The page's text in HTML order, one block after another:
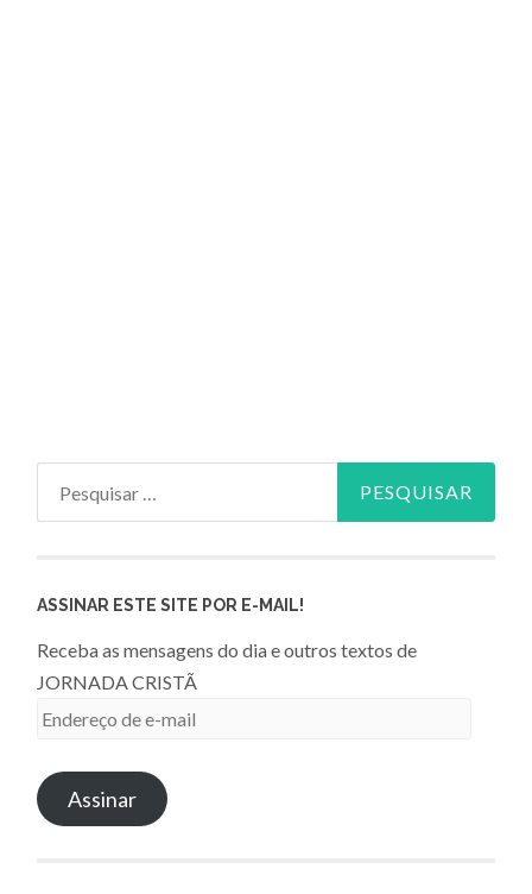
ASSINAR ESTE SITE POR E-MAIL!
Receba as mensagens do dia e outros textos de
JORNADA CRISTÃ
Endereço
e-
mailAssinar